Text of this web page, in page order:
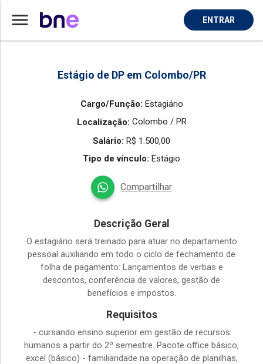
menu ENTRAR
Home Vaga de Estagiario em Colombo
Estágio de DP em Colombo/PR
Cargo/Função: Estagiário
Localização: Colombo / PR
Salário: R$ 1.500,00
Tipo de vínculo: Estágio
Compartilhar
Descrição Geral
O estagiário será treinado para atuar no departamento
pessoal auxiliando em todo o ciclo de fechamento de
folha de pagamento: Lançamentos de verbas e
descontos, conferência de valores, gestão de
benefícios e impostos.
Requisitos
- cursando ensino superior em gestão de recursos
humanos a partir do 2º semestre. Pacote office básico,
excel (básico) - familiaridade na operação de planilhas,